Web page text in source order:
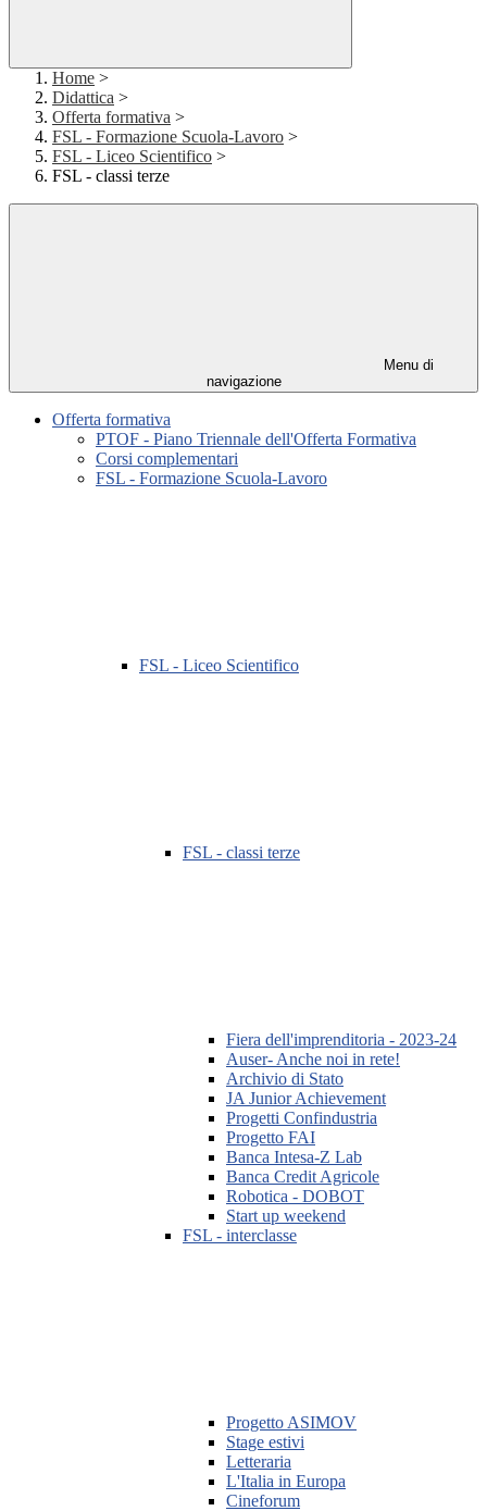
Home >
Didattica >
Offerta formativa >
FSL - Formazione Scuola-Lavoro >
FSL - Liceo Scientifico >
FSL - classi terze
Menu di
navigazione
Offerta formativa
PTOF - Piano Triennale dell'Offerta Formativa
Corsi complementari
FSL - Formazione Scuola-Lavoro
FSL - Liceo Scientifico
FSL - classi terze
Fiera dell'imprenditoria - 2023-24
Auser- Anche noi in rete!
Archivio di Stato
JA Junior Achievement
Progetti Confindustria
Progetto FAI
Banca Intesa-Z Lab
Banca Credit Agricole
Robotica - DOBOT
Start up weekend
FSL - interclasse
Progetto ASIMOV
Stage estivi
Letteraria
L'Italia in Europa
Cineforum